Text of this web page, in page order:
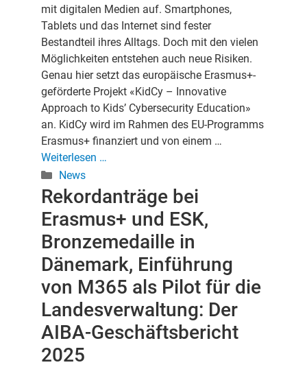
mit digitalen Medien auf. Smartphones,
Tablets und das Internet sind fester
Bestandteil ihres Alltags. Doch mit den vielen
Möglichkeiten entstehen auch neue Risiken.
Genau hier setzt das europäische Erasmus+-
geförderte Projekt «KidCy – Innovative
Approach to Kids’ Cybersecurity Education»
an. KidCy wird im Rahmen des EU-Programms
Erasmus+ finanziert und von einem …
Weiterlesen …
Kategorien
News
Rekordanträge bei
Erasmus+ und ESK,
Bronzemedaille in
Dänemark, Einführung
von M365 als Pilot für die
Landesverwaltung: Der
AIBA-Geschäftsbericht
2025